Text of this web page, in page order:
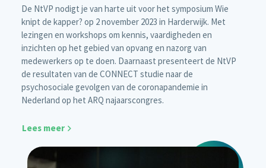
De NtVP nodigt je van harte uit voor het symposium Wie
knipt de kapper? op 2 november 2023 in Harderwijk. Met
lezingen en workshops om kennis, vaardigheden en
inzichten op het gebied van opvang en nazorg van
medewerkers op te doen. Daarnaast presenteert de NtVP
de resultaten van de CONNECT studie naar de
psychosociale gevolgen van de coronapandemie in
Nederland op het ARQ najaarscongres.
Lees meer